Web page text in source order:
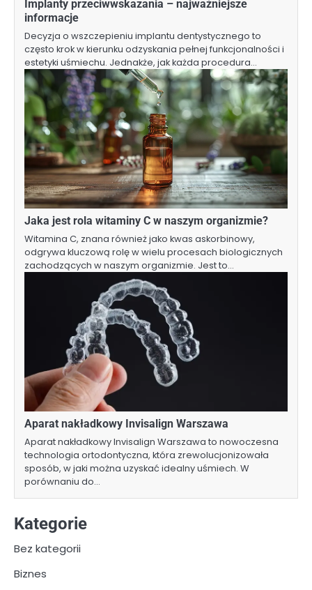
Implanty przeciwwskazania – najważniejsze
informacje
Decyzja o wszczepieniu implantu dentystycznego to
często krok w kierunku odzyskania pełnej funkcjonalności i
estetyki uśmiechu. Jednakże, jak każda procedura…
Jaka jest rola witaminy C w naszym organizmie?
Witamina C, znana również jako kwas askorbinowy,
odgrywa kluczową rolę w wielu procesach biologicznych
zachodzących w naszym organizmie. Jest to…
Aparat nakładkowy Invisalign Warszawa
Aparat nakładkowy Invisalign Warszawa to nowoczesna
technologia ortodontyczna, która zrewolucjonizowała
sposób, w jaki można uzyskać idealny uśmiech. W
porównaniu do…
Kategorie
Bez kategorii
Biznes